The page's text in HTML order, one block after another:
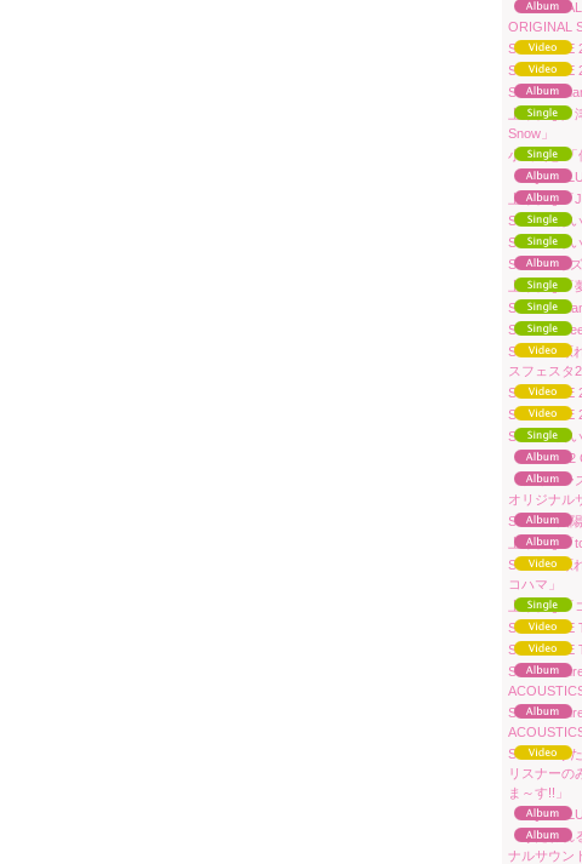
「WHITE
ORIGINAL
Suara LIVE
Suara LIVE
Suara「
上原れな
Snow」
小山剛志 「
「
上原れな「
Suara「赤
Suara「赤
Suara「キズ
上原れな「
Suara「
Suara「
Suara/上原
スフェスタ
Suara LIVE
Suara LIVE
Suara「舞
「ToHeart2
「ティアー
オリジナル
Suara「太陽
上原れな「
Suara/上原
コハマ」
上原れな「
Suara LIVE
Suara LIVE
Suara「
Suara「
Suara「う
リスナーの
ま～す!!」
「
「うたわ
ナルサウン